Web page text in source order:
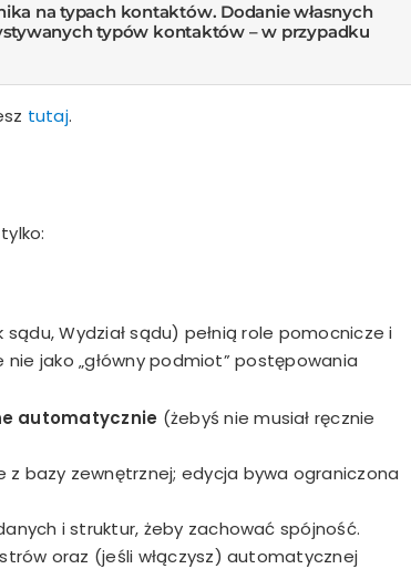
na typach kontaktów. Dodanie własnych
typów kontaktów – w przypadku
tutaj.
Wydział sądu) pełnią role pomocnicze i
jako „główny podmiot” postępowania
automatycznie (żebyś nie musiał ręcznie
bazy zewnętrznej; edycja bywa ograniczona
i struktur, żeby zachować spójność.
oraz (jeśli włączysz) automatycznej